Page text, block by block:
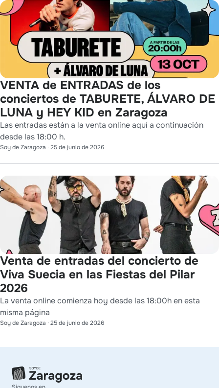
VENTA de ENTRADAS de los
conciertos de TABURETE, ÁLVARO DE
LUNA y HEY KID en Zaragoza
Las entradas están a la venta online aquí a continuación
desde las 18:00 h.
Soy de Zaragoza · 25 de junio de 2026
Venta de entradas del concierto de
Viva Suecia en las Fiestas del Pilar
2026
La venta online comienza hoy desde las 18:00h en esta
misma página
Soy de Zaragoza · 25 de junio de 2026